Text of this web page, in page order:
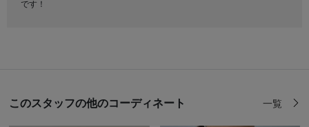
です！
このスタッフの他のコーディネート 一覧